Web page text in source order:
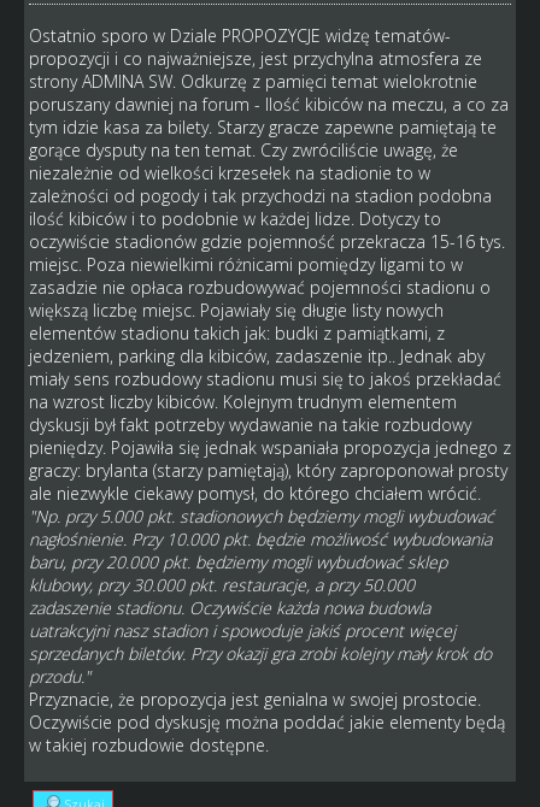
Ostatnio sporo w Dziale PROPOZYCJE widzę tematów-
propozycji i co najważniejsze, jest przychylna atmosfera ze
strony ADMINA SW. Odkurzę z pamięci temat wielokrotnie
poruszany dawniej na forum - Ilość kibiców na meczu, a co za
tym idzie kasa za bilety. Starzy gracze zapewne pamiętają te
gorące dysputy na ten temat. Czy zwróciliście uwagę, że
niezależnie od wielkości krzesełek na stadionie to w
zależności od pogody i tak przychodzi na stadion podobna
ilość kibiców i to podobnie w każdej lidze. Dotyczy to
oczywiście stadionów gdzie pojemność przekracza 15-16 tys.
miejsc. Poza niewielkimi różnicami pomiędzy ligami to w
zasadzie nie opłaca rozbudowywać pojemności stadionu o
większą liczbę miejsc. Pojawiały się długie listy nowych
elementów stadionu takich jak: budki z pamiątkami, z
jedzeniem, parking dla kibiców, zadaszenie itp.. Jednak aby
miały sens rozbudowy stadionu musi się to jakoś przekładać
na wzrost liczby kibiców. Kolejnym trudnym elementem
dyskusji był fakt potrzeby wydawanie na takie rozbudowy
pieniędzy. Pojawiła się jednak wspaniała propozycja jednego z
graczy: brylanta (starzy pamiętają), który zaproponował prosty
ale niezwykle ciekawy pomysł, do którego chciałem wrócić.
"Np. przy 5.000 pkt. stadionowych będziemy mogli wybudować
nagłośnienie. Przy 10.000 pkt. będzie możliwość wybudowania
baru, przy 20.000 pkt. będziemy mogli wybudować sklep
klubowy, przy 30.000 pkt. restauracje, a przy 50.000
zadaszenie stadionu. Oczywiście każda nowa budowla
uatrakcyjni nasz stadion i spowoduje jakiś procent więcej
sprzedanych biletów. Przy okazji gra zrobi kolejny mały krok do
przodu."
Przyznacie, że propozycja jest genialna w swojej prostocie.
Oczywiście pod dyskusję można poddać jakie elementy będą
w takiej rozbudowie dostępne.